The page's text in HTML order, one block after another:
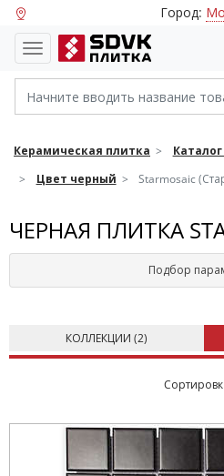
Город:
Керамическая плитка
Цвет черный
Starmosaic
ЧЕРНАЯ ПЛИТКА
Подбор
КОЛЛЕКЦИИ (2)